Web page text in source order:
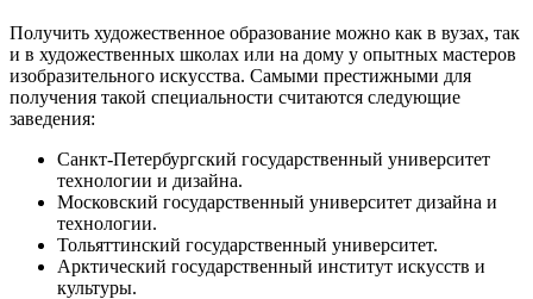
Получить художественное образование можно как в вузах, так
и в художественных школах или на дому у опытных мастеров
изобразительного искусства. Самыми престижными для
получения такой специальности считаются следующие
заведения:
Санкт-Петербургский государственный университет
технологии и дизайна.
Московский государственный университет дизайна и
технологии.
Тольяттинский государственный университет.
Арктический государственный институт искусств и
культуры.